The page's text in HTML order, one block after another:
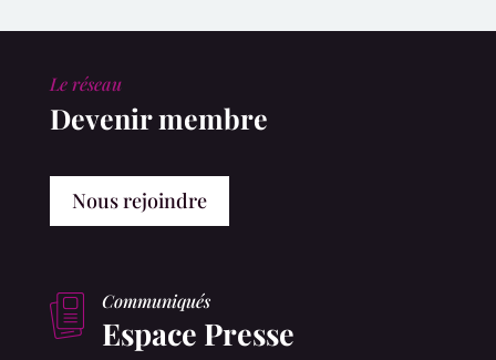
Le réseau
Devenir membre
Nous rejoindre
Communiqués
Espace Presse